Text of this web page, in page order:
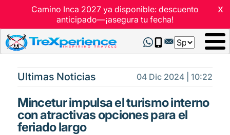
x
Camino Inca 2027 ya disponible: descuento
anticipado—¡asegura tu fecha!
Select
your
Ultimas Noticias 04 Dic 2024 | 10:22
Mincetur impulsa el turismo interno
con atractivas opciones para el
feriado largo